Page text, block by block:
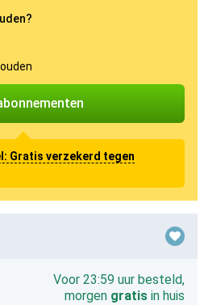
Gratis verzekerd tegen
Voor 23:59 uur besteld,
morgen gratis in huis